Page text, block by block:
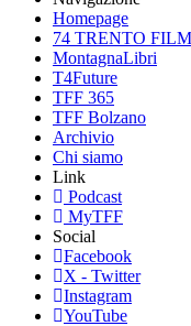
Homepage
74 TRENTO
MontagnaLibri
T4Future
TFF 365
TFF Bolzano
Archivio
Chi siamo
Link
Podcast
MyTFF
Social
Facebook
X - Twitter
Instagram
YouTube